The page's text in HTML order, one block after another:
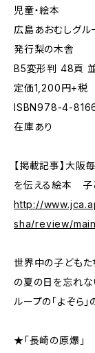
児童・絵本
広島あおむしグ
発行梨の木舎
B5変形判 48頁
定価1,200円+税
ISBN978-4-
在庫あり
【掲載記事】大阪
を伝える絵本 子
http://
sha/review/
世界中の子どもた
の夏の日を忘れ
ループの「よぞら
★「長崎の原爆」